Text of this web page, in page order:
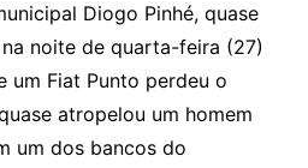
Diogo Pinhé, quase
noite de quarta-feira (27)
um Fiat Punto perdeu o
atropelou um homem
um dos bancos do